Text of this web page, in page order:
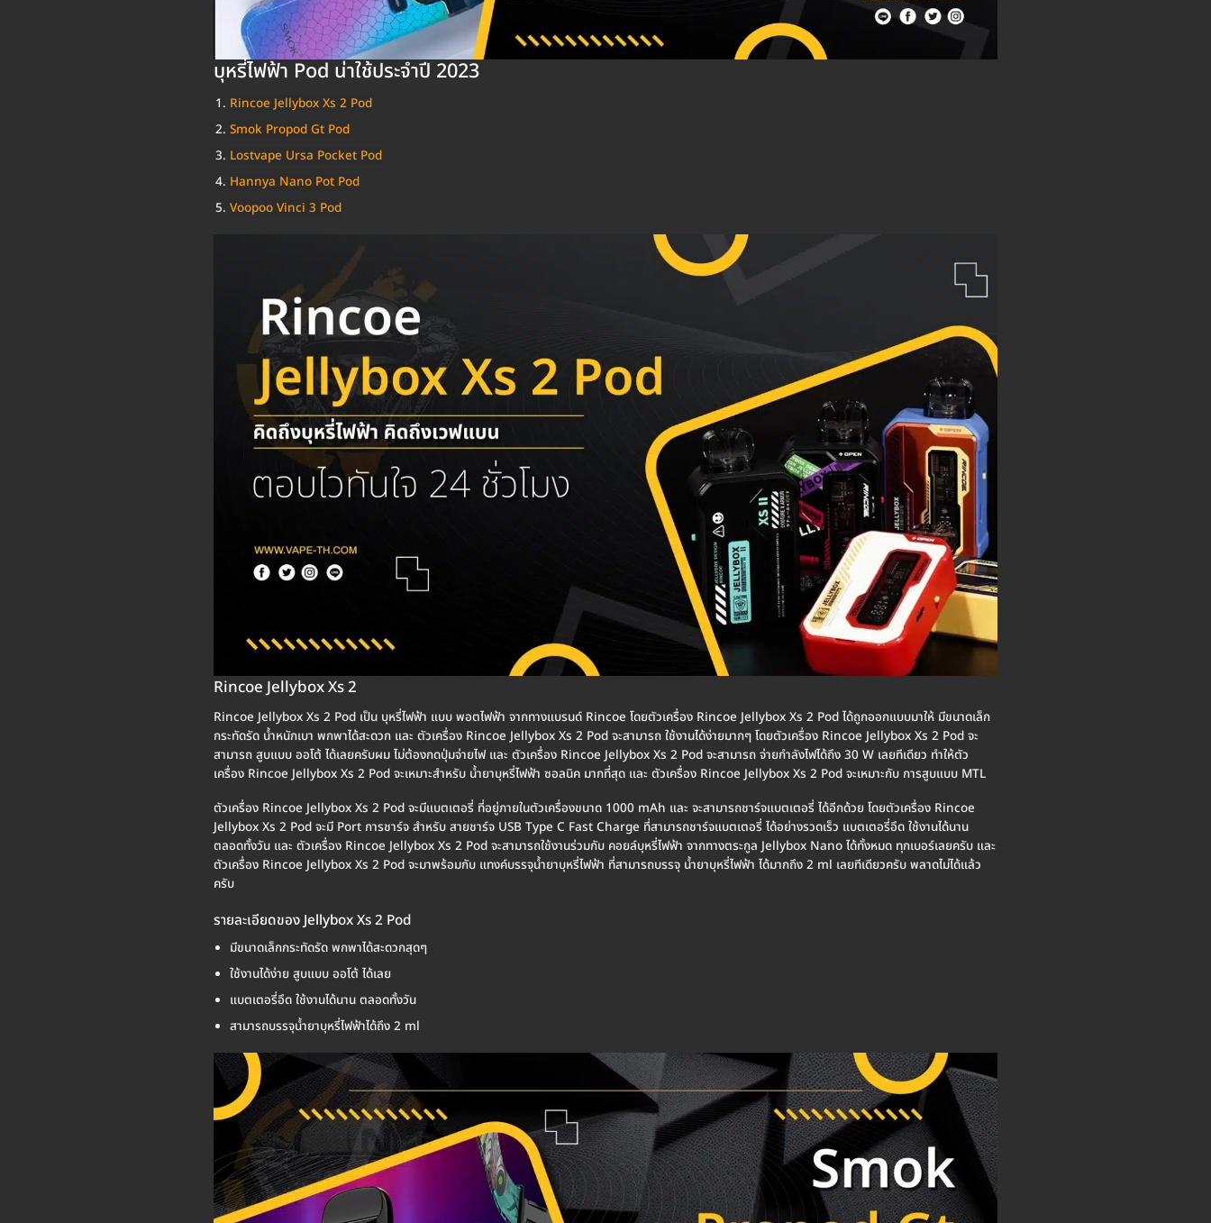
บุหรี่ไฟฟ้า Pod น่าใช้ประจำปี 2023
Rincoe Jellybox Xs 2 Pod
Smok Propod Gt Pod
Lostvape Ursa Pocket Pod
Hannya Nano Pot Pod
Voopoo Vinci 3 Pod
Rincoe Jellybox Xs 2
Rincoe Jellybox Xs 2 Pod เป็น บุหรี่ไฟฟ้า แบบ พอตไฟฟ้า จากทางแบรนด์ Rincoe โดยตัวเครื่อง Rincoe Jellybox Xs 2 Pod ได้ถูกออกแบบมาให้ มีขนาดเล็ก
กระทัดรัด น้ำหนักเบา พกพาได้สะดวก และ ตัวเครื่อง Rincoe Jellybox Xs 2 Pod จะสามารถ ใช้งานได้ง่ายมากๆ โดยตัวเครื่อง Rincoe Jellybox Xs 2 Pod จะ
สามารถ สูบแบบ ออโต้ ได้เลยครับผม ไม่ต้องกดปุ่มจ่ายไฟ และ ตัวเครื่อง Rincoe Jellybox Xs 2 Pod จะสามารถ จ่ายกำลังไฟได้ถึง 30 W เลยทีเดียว ทำให้ตัว
เครื่อง Rincoe Jellybox Xs 2 Pod จะเหมาะสำหรับ น้ำยาบุหรี่ไฟฟ้า ซอลนิค มากที่สุด และ ตัวเครื่อง Rincoe Jellybox Xs 2 Pod จะเหมาะกับ การสูบแบบ MTL
ตัวเครื่อง Rincoe Jellybox Xs 2 Pod จะมีแบตเตอรี่ ที่อยู่ภายในตัวเครื่องขนาด 1000 mAh และ จะสามารถชาร์จแบตเตอรี่ ได้อีกด้วย โดยตัวเครื่อง Rincoe
Jellybox Xs 2 Pod จะมี Port การชาร์จ สำหรับ สายชาร์จ USB Type C Fast Charge ที่สามารถชาร์จแบตเตอรี่ ได้อย่างรวดเร็ว แบตเตอรี่อึด ใช้งานได้นาน
ตลอดทั้งวัน และ ตัวเครื่อง Rincoe Jellybox Xs 2 Pod จะสามารถใช้งานร่วมกับ คอยล์บุหรี่ไฟฟ้า จากทางตระกูล Jellybox Nano ได้ทั้งหมด ทุกเบอร์เลยครับ และ
ตัวเครื่อง Rincoe Jellybox Xs 2 Pod จะมาพร้อมกับ แทงค์บรรจุน้ำยาบุหรี่ไฟฟ้า ที่สามารถบรรจุ น้ำยาบุหรี่ไฟฟ้า ได้มากถึง 2 ml เลยทีเดียวครับ พลาดไม่ได้แล้ว
ครับ
รายละเอียดของ Jellybox Xs 2 Pod
มีขนาดเล็กกระทัดรัด พกพาได้สะดวกสุดๆ
ใช้งานได้ง่าย สูบแบบ ออโต้ ได้เลย
แบตเตอรี่อึด ใช้งานได้นาน ตลอดทั้งวัน
สามารถบรรจุน้ำยาบุหรี่ไฟฟ้าได้ถึง 2 ml